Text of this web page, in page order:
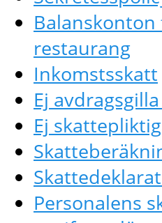
restaurang
Inkomstsskatt
Ej
Ej
Personalens